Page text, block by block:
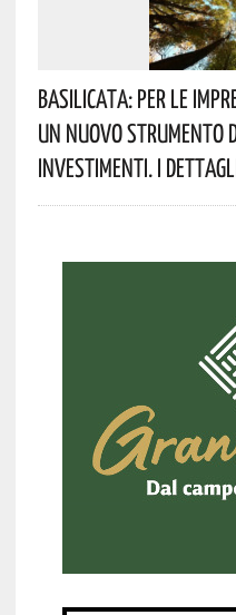
Basilicata: Per Le
Un Nuovo Strumento
Investimenti. I